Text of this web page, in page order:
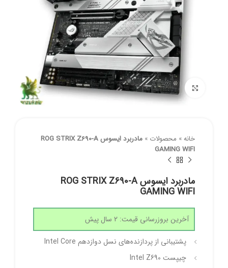
برای بزرگنمایی کلیک کنید
خانه» محصولات »
مادربرد ایسوس ROG STRIX Z690-A
GAMING WIFI
مادربرد ایسوس ROG STRIX Z690-A
GAMING WIFI
آخرین بروزرسانی قیمت: 2 سال پیش
پشتیبانی از پردازنده‌های نسل دوازدهم Intel Core
چیپست Intel Z690